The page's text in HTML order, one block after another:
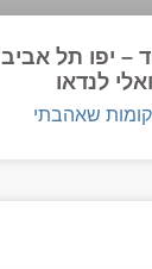
– יפו תל אביב
לנדאו
שאהבתי